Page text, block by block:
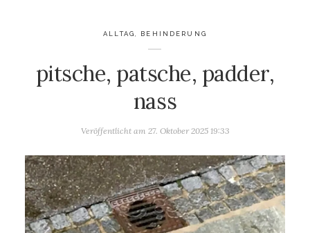
ALLTAG, BEHINDERUNG
pitsche, patsche, padder,
nass
Veröffentlicht am 27. Oktober 2025 19:33